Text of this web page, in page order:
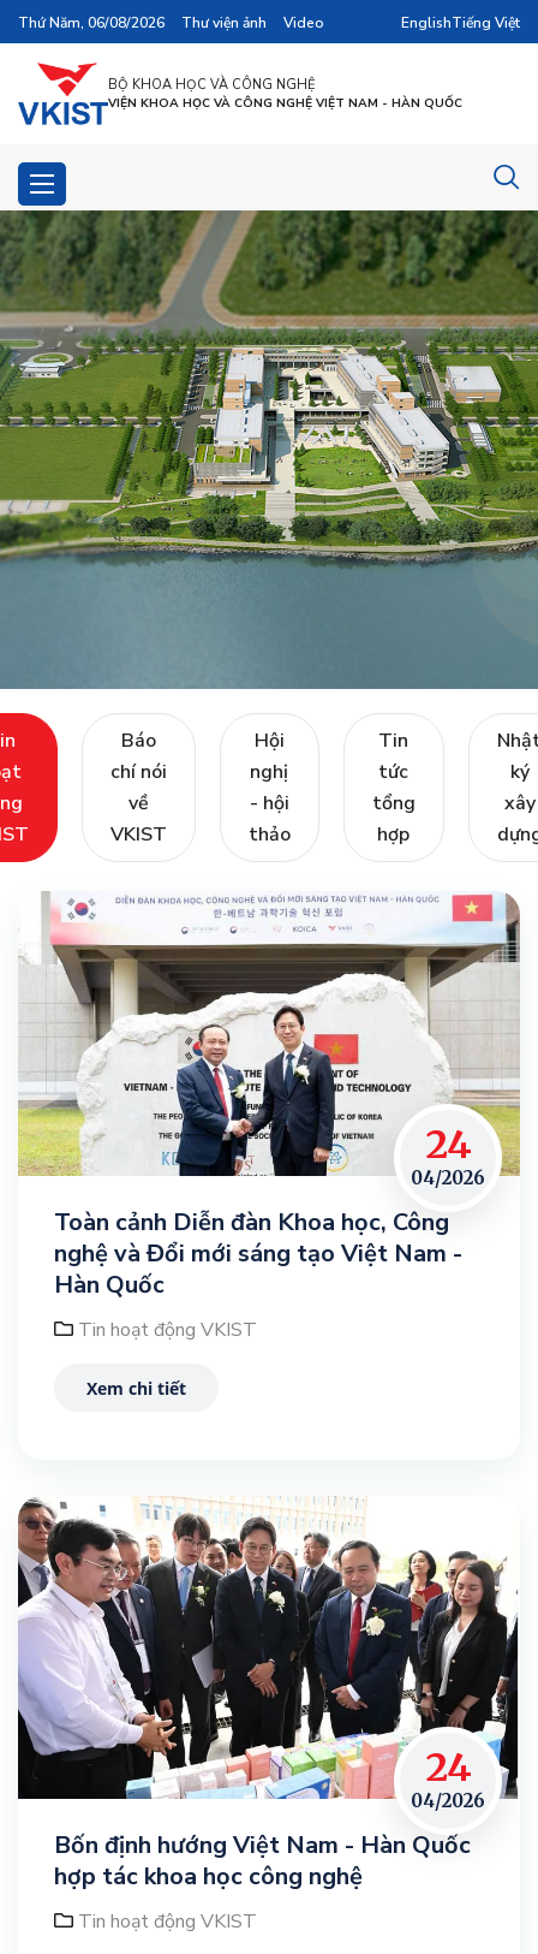
Thứ Năm, 06/08/2026 Thư viện ảnh Video EnglishTiếng Việt
BỘ KHOA HỌC VÀ CÔNG NGHỆ
VIỆN KHOA HỌC VÀ CÔNG NGHỆ VIỆT NAM - HÀN QUỐC
Báo
chí nói
về
VKIST
Hội
nghị
- hội
thảo
Tin
tức
tổng
hợp
ký
xây
24
04/2026
Toàn cảnh Diễn đàn Khoa học, Công
nghệ và Đổi mới sáng tạo Việt Nam -
Hàn Quốc
Tin hoạt động VKIST
Xem chi tiết
24
04/2026
Bốn định hướng Việt Nam - Hàn Quốc
hợp tác khoa học công nghệ
Tin hoạt động VKIST